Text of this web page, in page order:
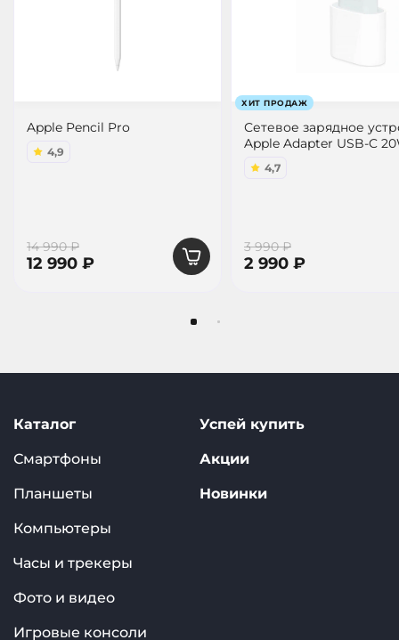
Apple Pencil Pro
4,9
14 990 ₽
12 990 ₽
ХИТ ПРОДАЖ
Сетевое зарядное
Apple Adapter USB-C
4,7
3 990 ₽
2 990 ₽
Каталог
Смартфоны
Планшеты
Компьютеры
Часы и трекеры
Фото и видео
Игровые консоли
Успей купить
Акции
Новинки